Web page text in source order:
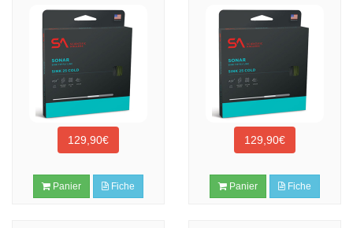
129,90€
Panier Fiche
129,90€
Panier Fiche